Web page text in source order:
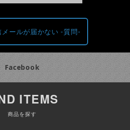
メールが届かない -質問-
Facebook
ITEMS
商品を探す